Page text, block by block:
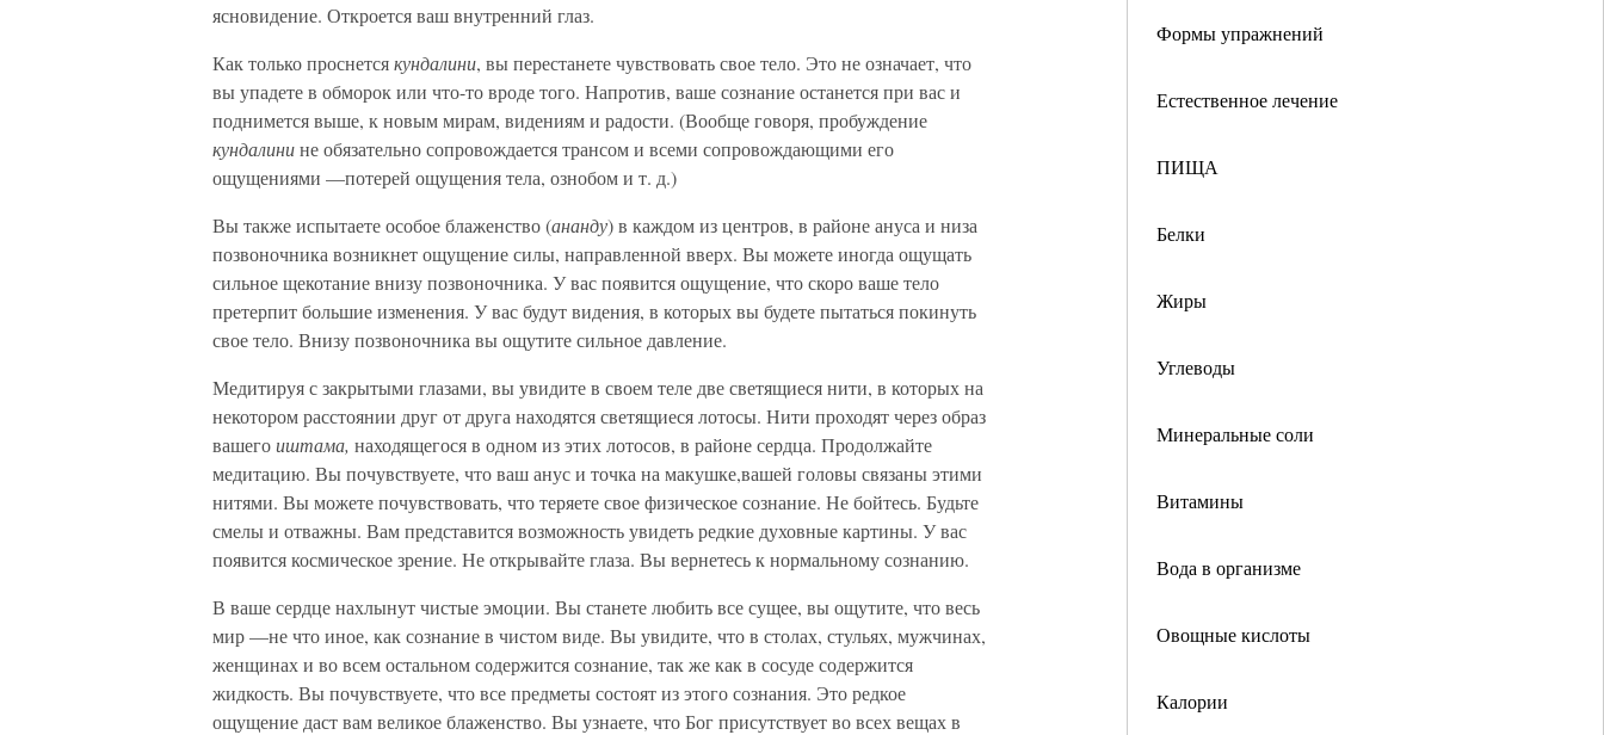
Формы упражнений
Естественное лечение
ПИЩА
Белки
Жиры
Углеводы
Минеральные соли
Витамины
Вода в организме
Овощные кислоты
Калории
ясновидение. Откроется ваш внутренний глаз.
Как только проснетсякундалини, вы перестанете чувствовать свое тело. Это не означает, что
вы упадете в обморок или что-то вроде того. Напротив, ваше сознание останется при вас и
поднимется выше, к новым мирам, видениям и радости. (Вообще говоря, пробуждение
кундалинине обязательно сопровождается трансом и всеми сопровождающими его
ощущениями —потерей ощущения тела, ознобом и т. д.)
Вы также испытаете особое блаженство (ананду) в каждом из центров, в районе ануса и низа
позвоночника возникнет ощущение силы, направленной вверх. Вы можете иногда ощущать
сильное щекотание внизу позвоночника. У вас появится ощущение, что скоро ваше тело
претерпит большие изменения. У вас будут видения, в которых вы будете пытаться покинуть
свое тело. Внизу позвоночника вы ощутите сильное давление.
Медитируя с закрытыми глазами, вы увидите в своем теле две светящиеся нити, в которых на
некотором расстоянии друг от друга находятся светящиеся лотосы. Нити проходят через образ
вашегоиштама, находящегося в одном из этих лотосов, в районе сердца. Продолжайте
медитацию. Вы почувствуете, что ваш анус и точка на макушке,вашей головы связаны этими
нитями. Вы можете почувствовать, что теряете свое физическое сознание. Не бойтесь. Будьте
смелы и отважны. Вам представится возможность увидеть редкие духовные картины. У вас
появится космическое зрение. Не открывайте глаза. Вы вернетесь к нормальному сознанию.
В ваше сердце нахлынут чистые эмоции. Вы станете любить все сущее, вы ощутите, что весь
мир —не что иное, как сознание в чистом виде. Вы увидите, что в столах, стульях, мужчинах,
женщинах и во всем остальном содержится сознание, так же как в сосуде содержится
жидкость. Вы почувствуете, что все предметы состоят из этого сознания. Это редкое
ощущение даст вам великое блаженство. Вы узнаете, что Бог присутствует во всех вещах в